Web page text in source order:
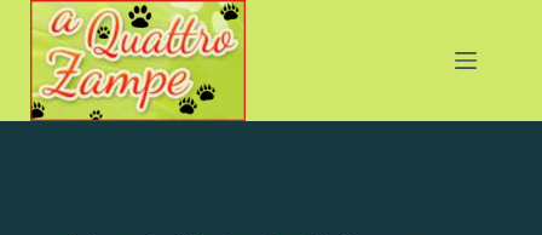
Salta
contenuto